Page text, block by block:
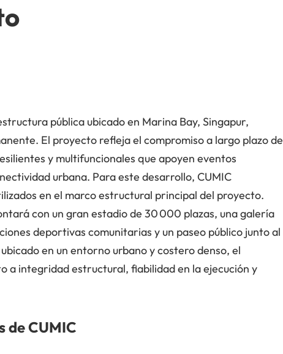
pública ubicado en Marina Bay, Singapur,
El proyecto refleja el compromiso a largo plazo de
y multifuncionales que apoyen eventos
urbana. Para este desarrollo, CUMIC
en el marco estructural principal del proyecto.
con un gran estadio de 30 000 plazas, una galería
deportivas comunitarias y un paseo público junto al
en un entorno urbano y costero denso, el
a integridad estructural, fiabilidad en la ejecución y
de CUMIC